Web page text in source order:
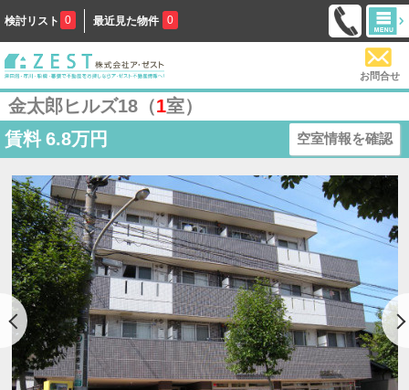
検討リスト 0 最近見た物件 0
お問合せ
金太郎ヒルズ18（1室）
賃料 6.8万円 空室情報を確認